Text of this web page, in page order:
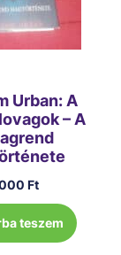
Urban: A
– A
Ft
teszem